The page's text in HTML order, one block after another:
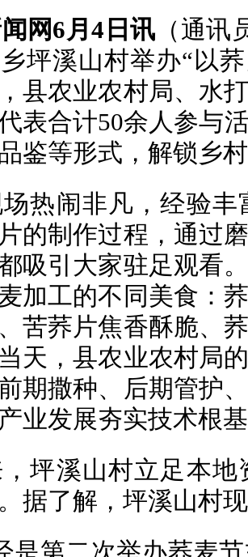
网6月4日讯 （通
坪溪山村举办“以
县农业农村局、水
表合计50余人参与
鉴等形式，解锁乡
热闹非凡，经验
的制作过程，通过
吸引大家驻足观看
加工的不同美食：
苦荞片焦香酥脆、
天，县农业农村局
期撒种、后期管护
业发展夯实技术根
坪溪山村立足本
据了解，坪溪山村